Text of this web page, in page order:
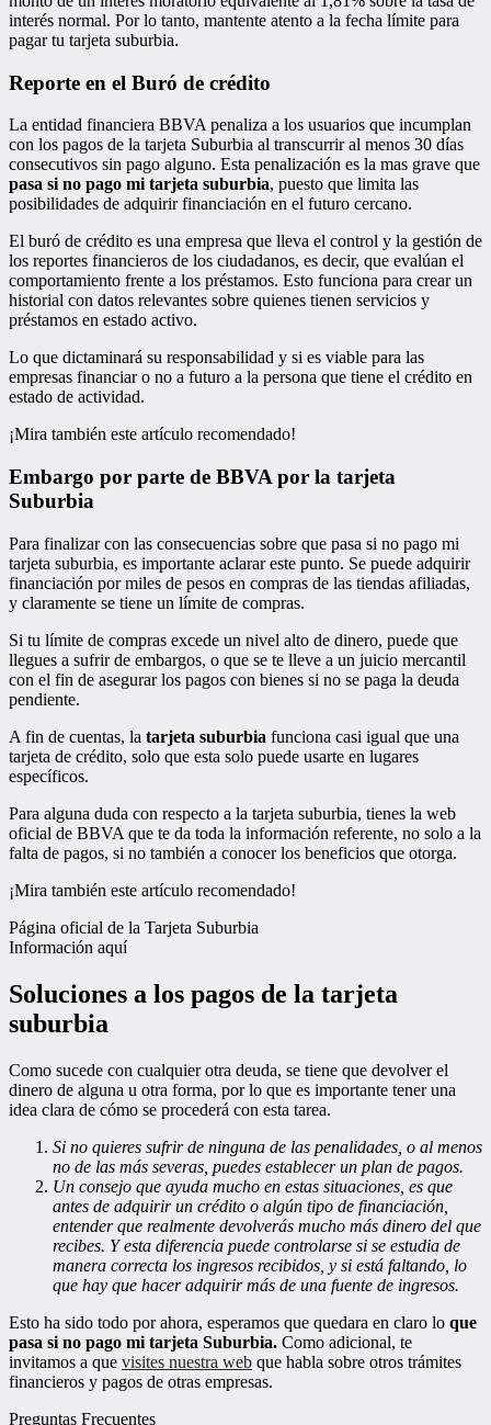
interés normal. Por lo tanto, mantente atento a la fecha límite para
pagar tu tarjeta suburbia.
Reporte en el Buró de crédito
La entidad financiera BBVA penaliza a los usuarios que incumplan
con los pagos de la tarjeta Suburbia al transcurrir al menos 30 días
consecutivos sin pago alguno. Esta penalización es la mas grave que
pasa si no pago mi tarjeta suburbia, puesto que limita las
posibilidades de adquirir financiación en el futuro cercano.
El buró de crédito es una empresa que lleva el control y la gestión de
los reportes financieros de los ciudadanos, es decir, que evalúan el
comportamiento frente a los préstamos. Esto funciona para crear un
historial con datos relevantes sobre quienes tienen servicios y
préstamos en estado activo.
Lo que dictaminará su responsabilidad y si es viable para las
empresas financiar o no a futuro a la persona que tiene el crédito en
estado de actividad.
¡Mira también este artículo recomendado!
Embargo por parte de BBVA por la tarjeta
Suburbia
Para finalizar con las consecuencias sobre que pasa si no pago mi
tarjeta suburbia, es importante aclarar este punto. Se puede adquirir
financiación por miles de pesos en compras de las tiendas afiliadas,
y claramente se tiene un límite de compras.
Si tu límite de compras excede un nivel alto de dinero, puede que
llegues a sufrir de embargos, o que se te lleve a un juicio mercantil
con el fin de asegurar los pagos con bienes si no se paga la deuda
pendiente.
A fin de cuentas, la tarjeta suburbia funciona casi igual que una
tarjeta de crédito, solo que esta solo puede usarte en lugares
específicos.
Para alguna duda con respecto a la tarjeta suburbia, tienes la web
oficial de BBVA que te da toda la información referente, no solo a la
falta de pagos, si no también a conocer los beneficios que otorga.
¡Mira también este artículo recomendado!
Página oficial de la Tarjeta Suburbia
Información aquí
Soluciones a los pagos de la tarjeta
suburbia
Como sucede con cualquier otra deuda, se tiene que devolver el
dinero de alguna u otra forma, por lo que es importante tener una
idea clara de cómo se procederá con esta tarea.
Si no quieres sufrir de ninguna de las penalidades, o al menos
no de las más severas, puedes establecer un plan de pagos.
Un consejo que ayuda mucho en estas situaciones, es que
antes de adquirir un crédito o algún tipo de financiación,
entender que realmente devolverás mucho más dinero del que
recibes. Y esta diferencia puede controlarse si se estudia de
manera correcta los ingresos recibidos, y si está faltando, lo
que hay que hacer adquirir más de una fuente de ingresos.
Esto ha sido todo por ahora, esperamos que quedara en claro lo que
pasa si no pago mi tarjeta Suburbia. Como adicional, te
invitamos a que visites nuestra web que habla sobre otros trámites
financieros y pagos de otras empresas.
Preguntas Frecuentes